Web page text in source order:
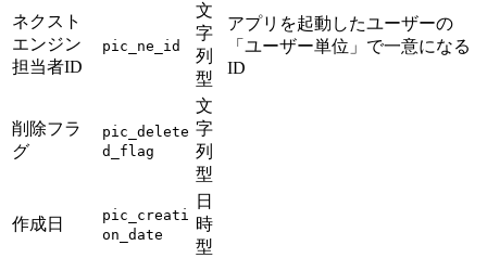
ネクスト
エンジン
担当者ID
pic_ne_id
文
字
列
型
アプリを起動したユーザーの
「ユーザー単位」で一意になる
ID
削除フラ
グ
pic_delete
d_flag
文
字
列
型
作成日
pic_creati
on_date
日
時
型